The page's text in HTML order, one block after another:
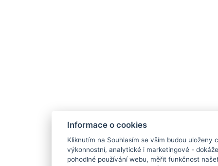
Informace o cookies
Kliknutím na Souhlasím se vším budou uloženy
výkonnostní, analytické i marketingové -
pohodlné používání webu, měřit funkčnost